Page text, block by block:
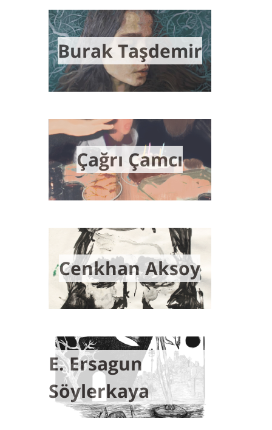
Burak Taşdemir
Çağrı Çamcı
Cenkhan Aksoy
E. Ersagun
Söylerkaya